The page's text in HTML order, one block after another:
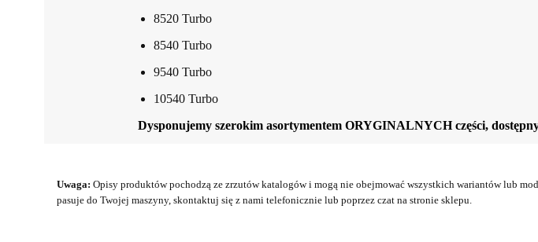
8520 Turbo
8540 Turbo
9540 Turbo
10540 Turbo
Dysponujemy szerokim asortymentem ORYGINALNYCH części,
Uwaga: Opisy produktów pochodzą ze zrzutów katalogów i mogą nie obejmować wszystkich wariantów lub
pasuje do Twojej maszyny, skontaktuj się z nami telefonicznie lub poprzez czat na stronie sklepu.